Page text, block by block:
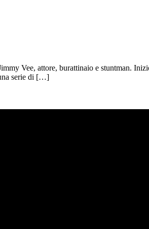
Vee, attore, burattinaio e stuntman.
serie di […]